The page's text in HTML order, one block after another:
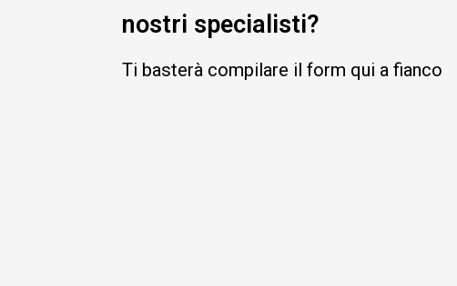
nostri specialisti?
Ti basterà compilare il form qui a fianco